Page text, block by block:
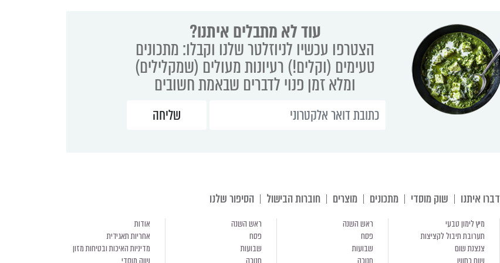
עוד לא מתבלים איתנו?
הצטרפו עכשיו לניוזלטר שלנו וקבלו: מתכונים
טעימים (וקלים!) רעיונות מעולים (שמקלילים)
ומלא זמן פנוי לדברים שבאמת חשובים
דברו איתנו שוק מוסדי מתכונים מוצרים חוברות הבישול הסיפור שלנו
מיץ לימון טבעי
תערובת תיבול לקציצות
צנצנת שום
ראש השנה
פסח
שבועות
ראש השנה
פסח
שבועות
אודות
אחריות תאגידית
מדיניות האיכות ובטיחות מזון